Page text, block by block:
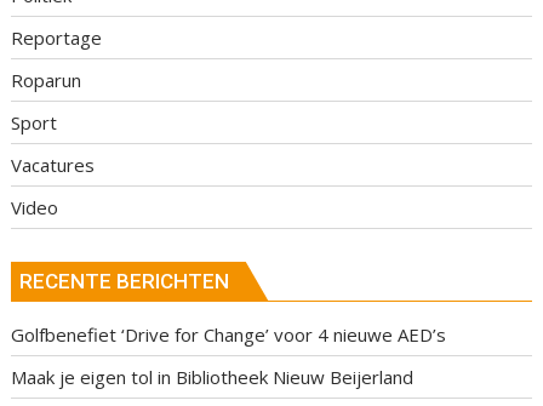
Reportage
Roparun
Sport
Vacatures
Video
RECENTE BERICHTEN
Golfbenefiet ‘Drive for Change’ voor 4 nieuwe AED’s
Maak je eigen tol in Bibliotheek Nieuw Beijerland